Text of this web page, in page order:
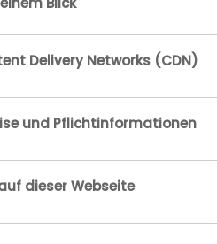
Delivery Networks (CDN)
und Pflichtinformationen
dieser Webseite